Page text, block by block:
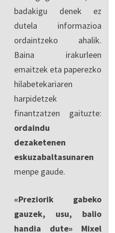
badakigu denek ez
dutela informazioa
ordaintzeko ahalik.
Baina irakurleen
emaitzek eta paperezko
hilabetekariaren
harpidetzek
finantzatzen gaituzte:
ordaindu
dezaketenen
eskuzabaltasunaren
menpe gaude.
«Preziorik gabeko
gauzek, usu, balio
handia dute» Mixel